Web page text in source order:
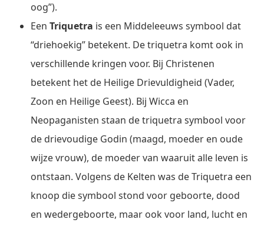
oog”).
Een Triquetra is een Middeleeuws symbool dat
“driehoekig” betekent. De triquetra komt ook in
verschillende kringen voor. Bij Christenen
betekent het de Heilige Drievuldigheid (Vader,
Zoon en Heilige Geest). Bij Wicca en
Neopaganisten staan de triquetra symbool voor
de drievoudige Godin (maagd, moeder en oude
wijze vrouw), de moeder van waaruit alle leven is
ontstaan. Volgens de Kelten was de Triquetra een
knoop die symbool stond voor geboorte, dood
en wedergeboorte, maar ook voor land, lucht en